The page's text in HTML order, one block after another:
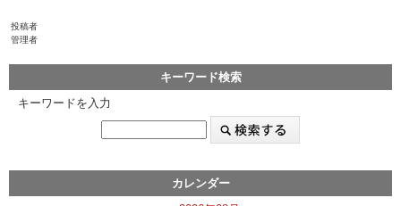
投稿者
管理者
キーワード検索
キーワードを入力
カレンダー